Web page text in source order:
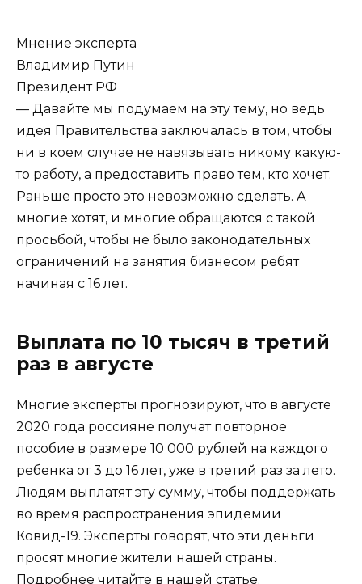
Мнение эксперта
Владимир Путин
Президент РФ
— Давайте мы подумаем на эту тему, но ведь
идея Правительства заключалась в том, чтобы
ни в коем случае не навязывать никому какую-
то работу, а предоставить право тем, кто хочет.
Раньше просто это невозможно сделать. А
многие хотят, и многие обращаются с такой
просьбой, чтобы не было законодательных
ограничений на занятия бизнесом ребят
начиная с 16 лет.
Выплата по 10 тысяч в третий
раз в августе
Многие эксперты прогнозируют, что в августе
2020 года россияне получат повторное
пособие в размере 10 000 рублей на каждого
ребенка от 3 до 16 лет, уже в третий раз за лето.
Людям выплатят эту сумму, чтобы поддержать
во время распространения эпидемии
Ковид-19. Эксперты говорят, что эти деньги
просят многие жители нашей страны.
Подробнее читайте в нашей статье.